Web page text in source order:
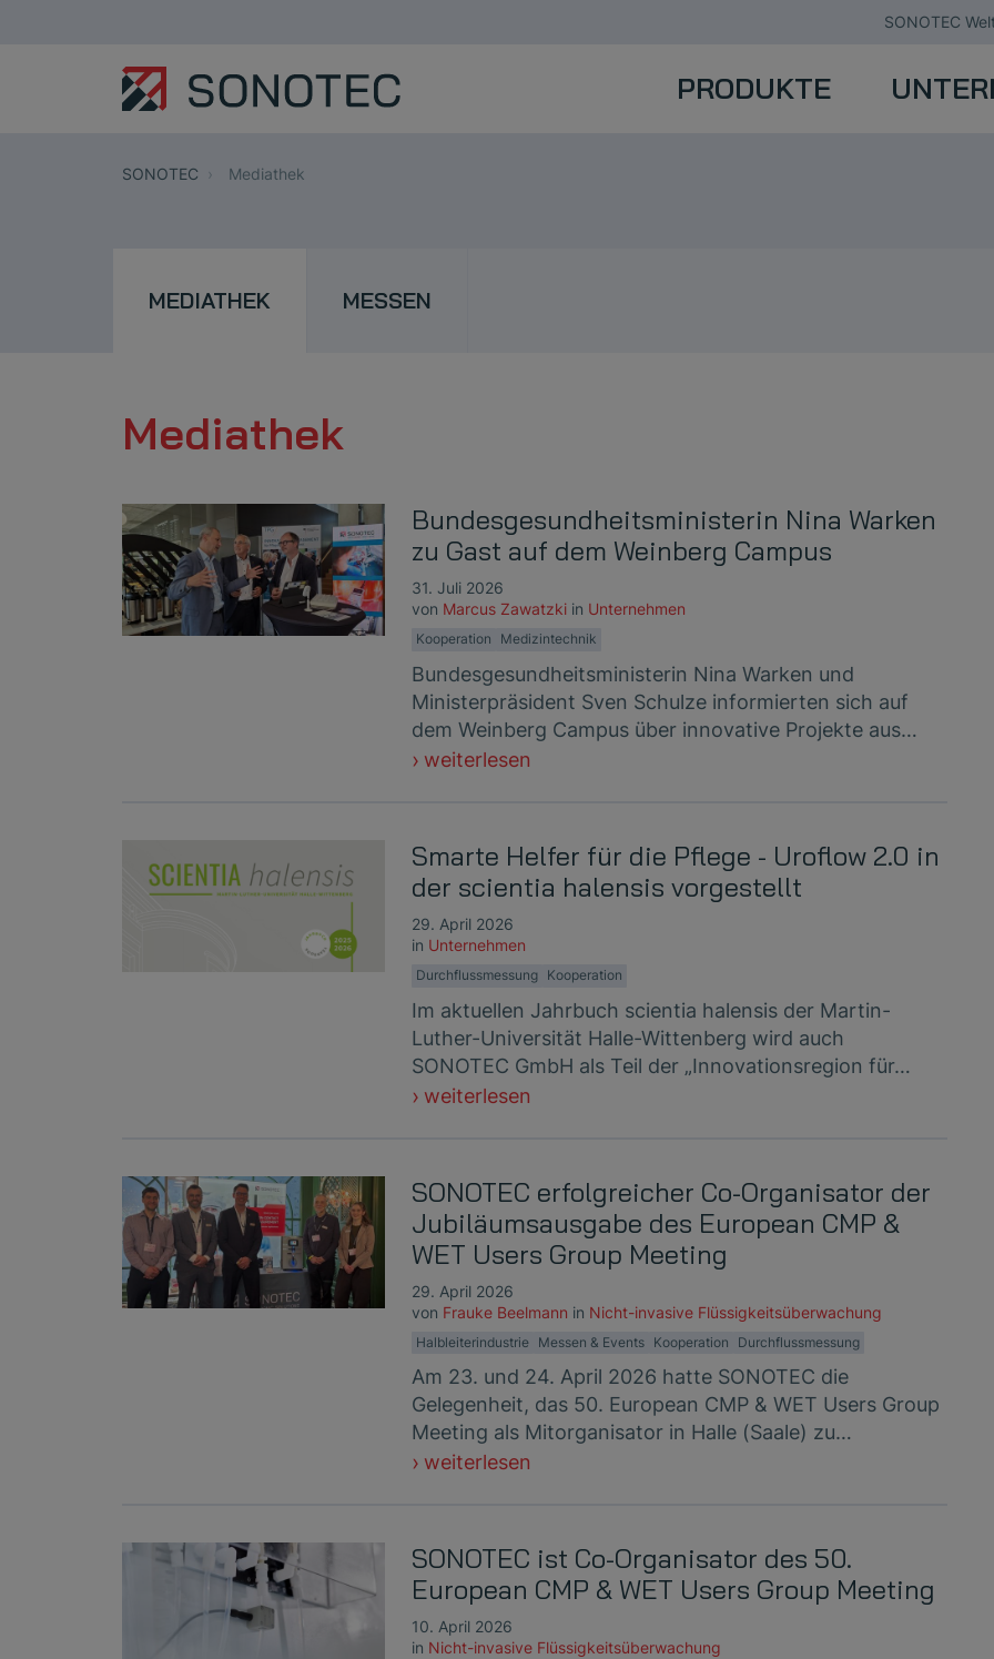
SONOTEC
PRODUKTE
SONOTEC Mediathek
MEDIATHEK MESSEN
Mediathek
Bundesgesundheitsministerin Nina Warken
zu Gast auf dem Weinberg Campus
31. Juli 2026
von Marcus Zawatzki in Unternehmen
Kooperation Medizintechnik
Bundesgesundheitsministerin Nina Warken und
Ministerpräsident Sven Schulze informierten sich auf
dem Weinberg Campus über innovative Projekte aus…
weiterlesen
Smarte Helfer für die Pflege - Uroflow 2.0 in
der scientia halensis vorgestellt
29. April 2026
in Unternehmen
Durchflussmessung Kooperation
Im aktuellen Jahrbuch scientia halensis der Martin-
Luther-Universität Halle-Wittenberg wird auch
SONOTEC GmbH als Teil der „Innovationsregion für…
weiterlesen
SONOTEC erfolgreicher Co-Organisator der
Jubiläumsausgabe des European CMP &
WET Users Group Meeting
29. April 2026
von Frauke Beelmann in Nicht-invasive Flüssigkeitsüberwachung
Halbleiterindustrie Messen & Events Kooperation Durchflussmessung
Am 23. und 24. April 2026 hatte SONOTEC die
Gelegenheit, das 50. European CMP & WET Users Group
Meeting als Mitorganisator in Halle (Saale) zu…
weiterlesen
SONOTEC ist Co-Organisator des 50.
European CMP & WET Users Group Meeting
10. April 2026
in Nicht-invasive Flüssigkeitsüberwachung